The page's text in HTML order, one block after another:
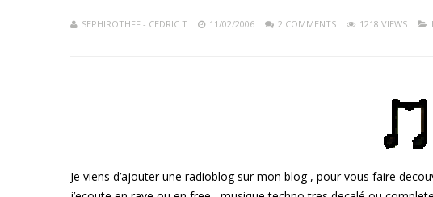
SEPHIROTHFF - CEDRIC T 11/02/2006 2 COMMENTS 1218 VIEWS
Je viens d’ajouter une radioblog sur mon blog , pour vous faire